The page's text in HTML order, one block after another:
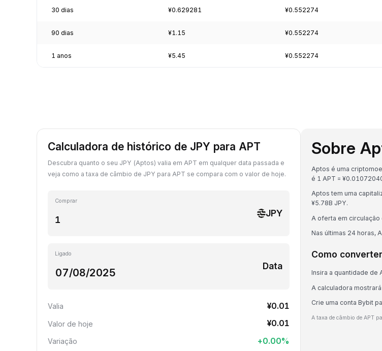
30 dias ¥0.629281 ¥0.552274
90 dias ¥1.15 ¥0.552274
1 anos ¥5.45 ¥0.552274
Calculadora de histórico de JPY para APT
Descubra quanto o seu JPY (Aptos) valia em APT em qualquer data passada e
veja como a taxa de câmbio de JPY para APT se compara com o valor de hoje.
Comprar
JPY
Ligado
Data
Valia ¥0.01
Valor de hoje ¥0.01
Variação +0.00%
Sobre
Aptos é uma
é 1 APT =
Aptos tem uma
¥5.78B JPY.
A oferta em circulação
Nas últimas 24 horas,
Como
Insira a quantidade de
A calculadora
Crie uma conta Bybit
A taxa de câmbio de APT